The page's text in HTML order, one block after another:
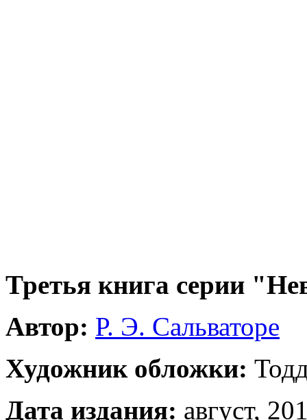
Третья книга серии
Автор: Р. Э. Сальваторе
Художник обложки:
Дата издания: август,